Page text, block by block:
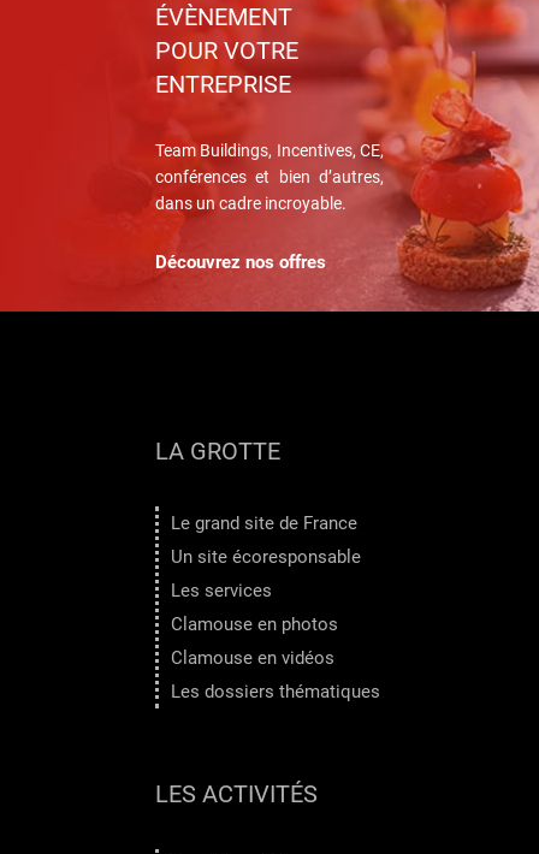
ÉVÈNEMENT
POUR VOTRE
ENTREPRISE
Team Buildings, Incentives, CE,
conférences et bien d’autres,
dans un cadre incroyable.
Découvrez nos offres
LA GROTTE
Le grand site de France
Un site écoresponsable
Les services
Clamouse en photos
Clamouse en vidéos
Les dossiers thématiques
LES ACTIVITÉS